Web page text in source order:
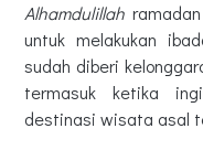
Alhamdulillah
untuk melakukan
sudah diberi
termasuk ketika
destinasi wisata asal